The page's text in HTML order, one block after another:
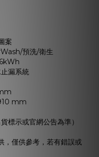
案
預洗/衛生
漏系統
mm
標示或官網公告為準）
，僅供參考，若有錯誤或